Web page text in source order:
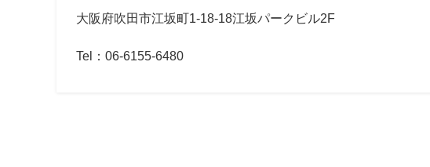
大阪府吹田市江坂町1-18-18江坂パークビル2F
Tel ： 06-6155-6480